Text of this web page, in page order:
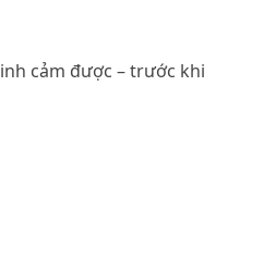
cảm được – trước khi